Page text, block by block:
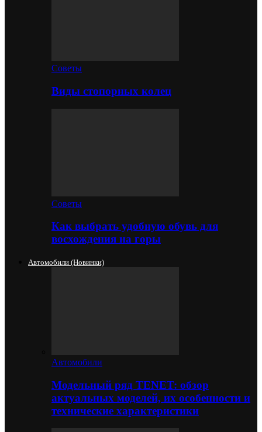
Советы
Виды стопорных колец
Советы
Как выбрать удобную обувь для
восхождения на горы
Автомобили (новинки)
Автомобили
Модельный ряд TENET: обзор
актуальных моделей, их особенности и
технические характеристики